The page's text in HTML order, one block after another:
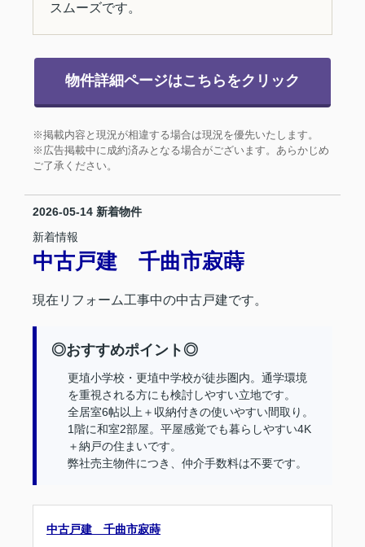
スムーズです。
物件詳細ページはこちらをクリック
※掲載内容と現況が相違する場合は現況を優先いたします。
※広告掲載中に成約済みとなる場合がございます。あらかじめ
ご了承ください。
2026-05-14 新着物件
新着情報
中古戸建 千曲市寂蒔
現在リフォーム工事中の中古戸建です。
◎おすすめポイント◎
更埴小学校・更埴中学校が徒歩圏内。通学環境
を重視される方にも検討しやすい立地です。
全居室6帖以上＋収納付きの使いやすい間取り。
1階に和室2部屋。平屋感覚でも暮らしやすい4K
＋納戸の住まいです。
弊社売主物件につき、仲介手数料は不要です。
中古戸建 千曲市寂蒔